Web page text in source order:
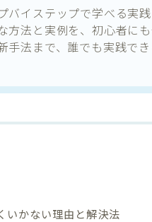
バイステップで学べる実
方法と実例を、初心者に
手法まで、誰でも実践で
いかない理由と解決法